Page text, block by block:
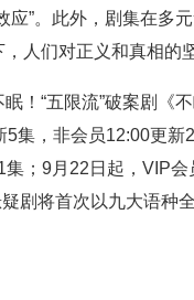
应”。此外，剧集在多
人们对正义和真相的
！“五限流”破案剧《
5集，非会员12:00更
；9月22日起，VIP
剧将首次以九大语种